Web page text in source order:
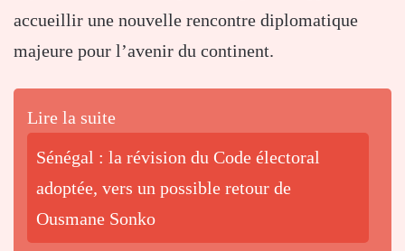
accueillir une nouvelle rencontre diplomatique
majeure pour l’avenir du continent.
Lire la suite
Sénégal : la révision du Code électoral
adoptée, vers un possible retour de
Ousmane Sonko